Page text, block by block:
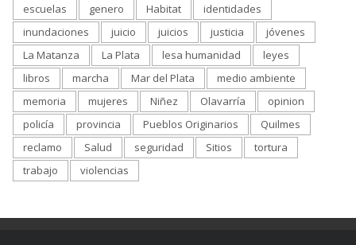
escuelas
genero Habitat
identidades
inundaciones
juicio juicios justicia
jóvenes
La Matanza
La Plata lesa humanidad
leyes
libros
marcha Mar del Plata
medio ambiente
memoria
mujeres Niñez Olavarría
opinion
policía
provincia Pueblos Originarios
Quilmes
reclamo
Salud seguridad Sitios
tortura
trabajo
violencias